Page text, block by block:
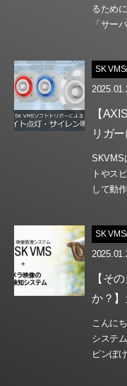
るため
「サー
SK
【
リガ
SKVMS
トやス
して動
SK
【そ
か？
こんに
システ
ピンぼ